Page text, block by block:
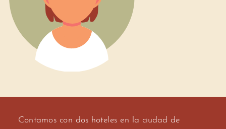
Contamos con dos hoteles en la ciudad de